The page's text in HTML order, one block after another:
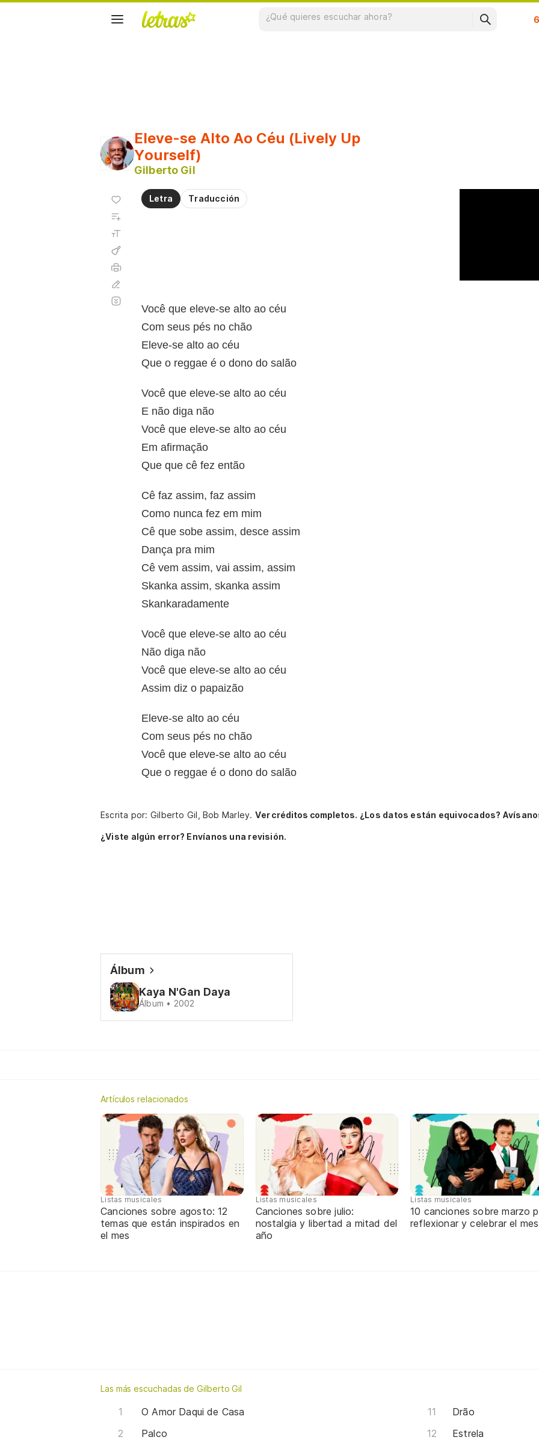
Eleve-se Alto Ao Céu (Lively Up
Yourself)
Gilberto Gil
Letra Traducción
Você que eleve-se alto ao céu
Com seus pés no chão
Eleve-se alto ao céu
Que o reggae é o dono do salão
Você que eleve-se alto ao céu
E não diga não
Você que eleve-se alto ao céu
Em afirmação
Que que cê fez então
Cê faz assim, faz assim
Como nunca fez em mim
Cê que sobe assim, desce assim
Dança pra mim
Cê vem assim, vai assim, assim
Skanka assim, skanka assim
Skankaradamente
Você que eleve-se alto ao céu
Não diga não
Você que eleve-se alto ao céu
Assim diz o papaizão
Eleve-se alto ao céu
Com seus pés no chão
Você que eleve-se alto ao céu
Que o reggae é o dono do salão
Agregar
favoritos
Agregar
automático
Escrita por: Gilberto Gil, Bob Marley. Ver créditos completos. ¿Los datos están equivocados?
¿Viste algún error? Envíanos una revisión.
Álbum
Kaya N'Gan Daya
Álbum • 2002
Artículos relacionados
Listas musicales
Canciones sobre agosto: 12
temas que están inspirados en
el mes
Listas musicales
Canciones sobre julio:
nostalgia y libertad a mitad del
año
Listas musicales
10 canciones sobre marzo
reflexionar y celebrar el mes
Las más escuchadas de Gilberto Gil
O Amor Daqui de Casa
Palco
Drão
Estrela